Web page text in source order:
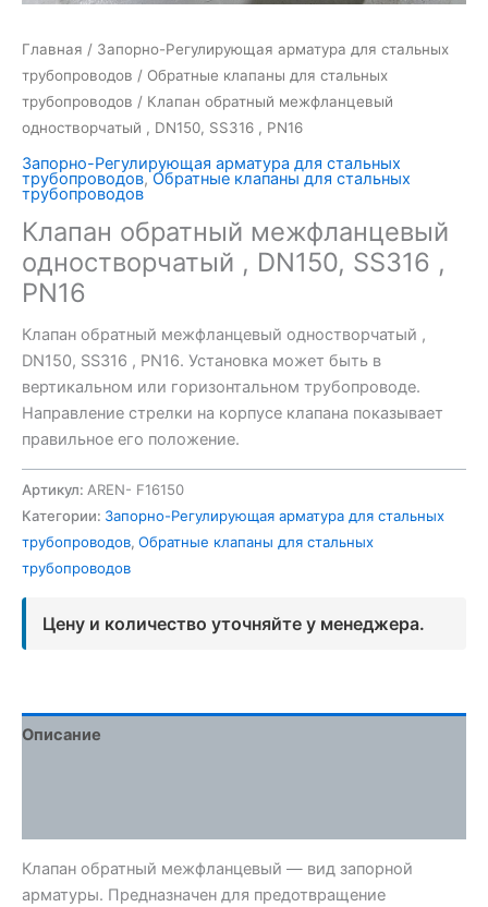
Главная / Запорно-Регулирующая арматура для стальных
трубопроводов / Обратные клапаны для стальных
трубопроводов / Клапан обратный межфланцевый
одностворчатый , DN150, SS316 , PN16
Запорно-Регулирующая арматура для стальных
трубопроводов,Обратные клапаны для стальных
трубопроводов
Клапан обратный межфланцевый
одностворчатый , DN150, SS316 ,
PN16
Клапан обратный межфланцевый одностворчатый ,
DN150, SS316 , PN16. Установка может быть в
вертикальном или горизонтальном трубопроводе.
Направление стрелки на корпусе клапана показывает
правильное его положение.
Артикул: AREN- F16150
Категории: Запорно-Регулирующая арматура для стальных
трубопроводов, Обратные клапаны для стальных
трубопроводов
Цену и количество уточняйте у менеджера.
Описание
Клапан обратный межфланцевый — вид запорной
арматуры. Предназначен для предотвращение